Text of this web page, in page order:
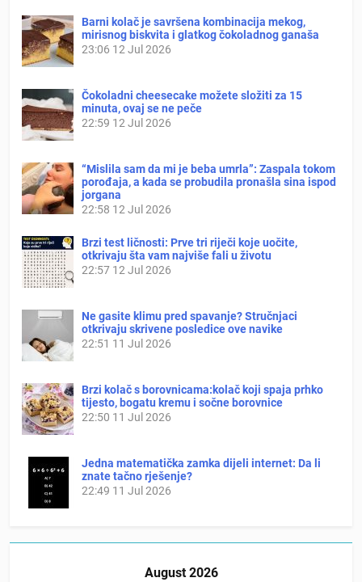
Barni kolač je savršena kombinacija mekog,
mirisnog biskvita i glatkog čokoladnog ganaša
23:06 12 Jul 2026
Čokoladni cheesecake možete složiti za 15
minuta, ovaj se ne peče
22:59 12 Jul 2026
“Mislila sam da mi je beba umrla”: Zaspala tokom
porođaja, a kada se probudila pronašla sina ispod
jorgana
22:58 12 Jul 2026
Brzi test ličnosti: Prve tri riječi koje uočite,
otkrivaju šta vam najviše fali u životu
22:57 12 Jul 2026
Ne gasite klimu pred spavanje? Stručnjaci
otkrivaju skrivene posledice ove navike
22:51 11 Jul 2026
Brzi kolač s borovnicama:kolač koji spaja prhko
tijesto, bogatu kremu i sočne borovnice
22:50 11 Jul 2026
Jedna matematička zamka dijeli internet: Da li
znate tačno rješenje?
22:49 11 Jul 2026
August 2026